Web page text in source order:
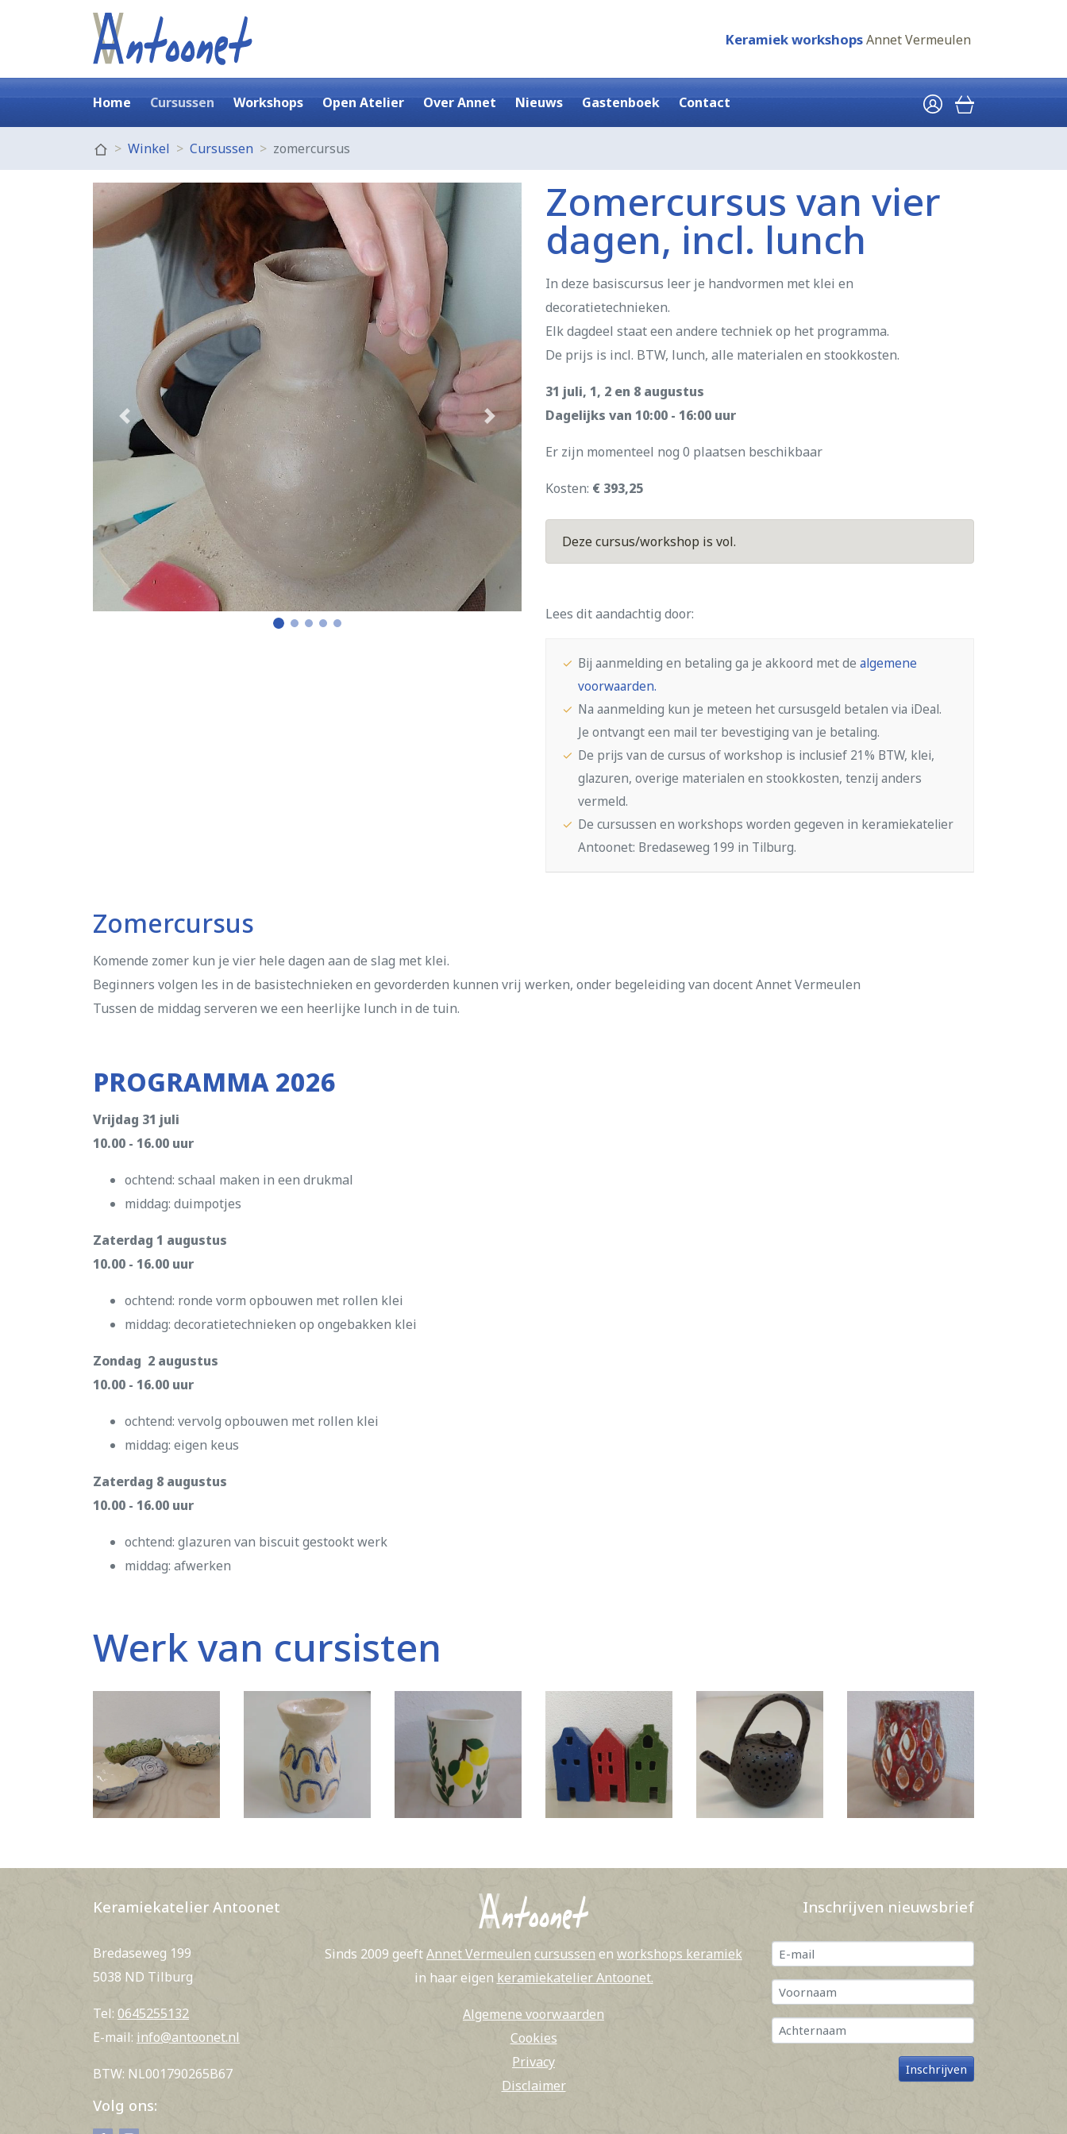
Keramiek workshopsAnnet Vermeulen
Home Cursussen Workshops Open Atelier Over Annet Nieuws Gastenboek Contact
Winkel Cursussen zomercursus
Previous Next
Zomercursus van vier
dagen, incl. lunch
In deze basiscursus leer je handvormen met klei en
decoratietechnieken.
Elk dagdeel staat een andere techniek op het programma.
De prijs is incl. BTW, lunch, alle materialen en stookkosten.
31 juli, 1, 2 en 8 augustus
Dagelijks van 10:00 - 16:00 uur
Er zijn momenteel nog 0 plaatsen beschikbaar
Kosten: € 393,25
Deze cursus/workshop is vol.
Lees dit aandachtig door:
Bij aanmelding en betaling ga je akkoord met de algemene
voorwaarden.
Na aanmelding kun je meteen het cursusgeld betalen via iDeal.
Je ontvangt een mail ter bevestiging van je betaling.
De prijs van de cursus of workshop is inclusief 21% BTW, klei,
glazuren, overige materialen en stookkosten, tenzij anders
vermeld.
De cursussen en workshops worden gegeven in keramiekatelier
Antoonet: Bredaseweg 199 in Tilburg.
Zomercursus
Komende zomer kun je vier hele dagen aan de slag met klei.
Beginners volgen les in de basistechnieken en gevorderden kunnen vrij werken, onder begeleiding van docent Annet Vermeulen
Tussen de middag serveren we een heerlijke lunch in de tuin.
PROGRAMMA 2026
Vrijdag 31 juli
10.00 - 16.00 uur
ochtend: schaal maken in een drukmal
middag: duimpotjes
Zaterdag 1 augustus
10.00 - 16.00 uur
ochtend: ronde vorm opbouwen met rollen klei
middag: decoratietechnieken op ongebakken klei
Zondag 2 augustus
10.00 - 16.00 uur
ochtend: vervolg opbouwen met rollen klei
middag: eigen keus
Zaterdag 8 augustus
10.00 - 16.00 uur
ochtend: glazuren van biscuit gestookt werk
middag: afwerken
Werk van cursisten
Keramiekatelier Antoonet
Bredaseweg 199
5038 ND Tilburg
Tel: 0645255132
E-mail: info@antoonet.nl
BTW: NL001790265B67
Volg ons:
Sinds 2009 geeftAnnet Vermeulen cursussen en workshops keramiek
in haar eigen keramiekatelier Antoonet.
Algemene voorwaarden
Cookies
Privacy
Disclaimer
Inschrijven nieuwsbrief